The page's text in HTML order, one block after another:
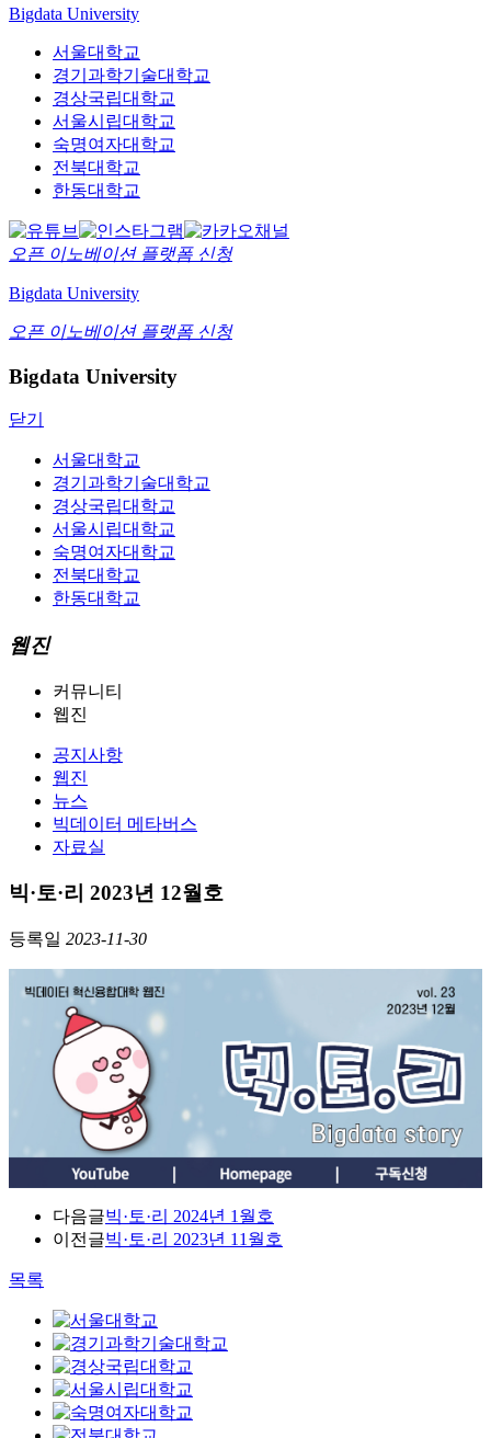
Bigdata University
서울대학교
경기과학기술대학교
경상국립대학교
서울시립대학교
숙명여자대학교
전북대학교
한동대학교
오픈 이노베이션 플랫폼 신청
Bigdata University
오픈 이노베이션 플랫폼 신청
Bigdata University
닫기
서울대학교
경기과학기술대학교
경상국립대학교
서울시립대학교
숙명여자대학교
전북대학교
한동대학교
웹진
커뮤니티
웹진
공지사항
웹진
뉴스
빅데이터 메타버스
자료실
빅·토·리 2023년 12월호
등록일 2023-11-30
다음글빅·토·리 2024년 1월호
이전글빅·토·리 2023년 11월호
목록